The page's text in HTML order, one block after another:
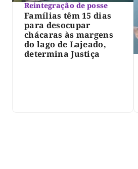
Reintegração de posse
Famílias têm 15 dias
para desocupar
chácaras às margens
do lago de Lajeado,
determina Justiça